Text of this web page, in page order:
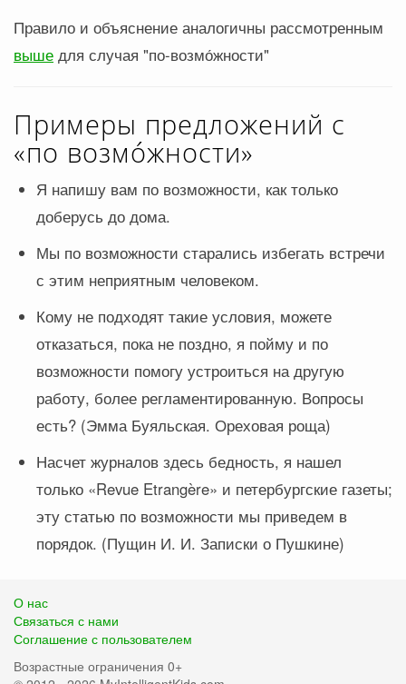
Правило и объяснение аналогичны рассмотренным
выше для случая "по-возмо́жности"
Примеры предложений с
«по возмо́жности»
Я напишу вам по возможности, как только
доберусь до дома.
Мы по возможности старались избегать встречи
с этим неприятным человеком.
Кому не подходят такие условия, можете
отказаться, пока не поздно, я пойму и по
возможности помогу устроиться на другую
работу, более регламентированную. Вопросы
есть? (Эмма Буяльская. Ореховая роща)
Насчет журналов здесь бедность, я нашел
только «Revue Etrangère» и петербургские газеты;
эту статью по возможности мы приведем в
порядок. (Пущин И. И. Записки о Пушкине)
О нас
Связаться с нами
Соглашение с пользователем
Возрастные ограничения 0+